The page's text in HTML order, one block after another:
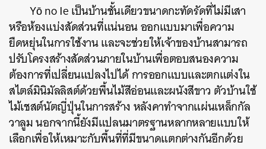
Yō no Ieเป็นบ้านชั้นเดียวขนาดกะทัดรัดที่ไม่มีเสา
หรือห้องแบ่งสัดส่วนที่แน่นอน ออกแบบมาเพื่อความ
ยืดหยุ่นในการใช้งาน และจะช่วยให้เจ้าของบ้านสามารถ
ปรับโครงสร้างสัดส่วนภายในบ้านเพื่อตอบสนองความ
ต้องการที่เปลี่ยนแปลงไปได้ การออกแบบและตกแต่งใน
สไตล์มินิมัลลิสต์ด้วยพื้นไม้สีอ่อนและผนังสีขาว ตัวบ้านใช้
ไม้เชสต์นัตญี่ปุ่นในการสร้าง หลังคาทำจากแผ่นเหล็กกัล
วาลูม นอกจากนี้ยังมีแปลนมาตรฐานหลากหลายแบบให้
เลือกเพื่อให้เหมาะกับพื้นที่ที่มีขนาดแตกต่างกันอีกด้วย